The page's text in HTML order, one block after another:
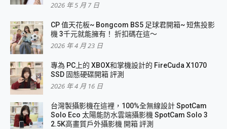
2026 年 5 月 7 日
CP 值天花板~ Bongcom BS5 足球君開箱~ 短焦投影
機 3千元就能擁有！ 折扣碼在這～
2026 年 4 月 23 日
專為 PC上的 XBOX和掌機設計的 FireCuda X1070
SSD 固態硬碟開箱 評測
2026 年 4 月 16 日
台灣製攝影機在這裡，100%全無線設計 SpotCam
Solo Eco 太陽能防水雲端攝影機 SpotCam Solo 3
2.5K高畫質戶外攝影機 開箱 評測